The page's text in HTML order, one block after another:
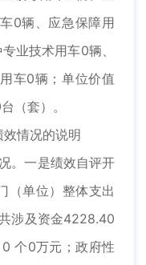
0辆、应急保障用
业技术用车0辆、
车0辆；单位价值
（套）。
情况的说明
一是绩效自评开
（单位）整体支出
涉及资金4228.40
个0万元；政府性